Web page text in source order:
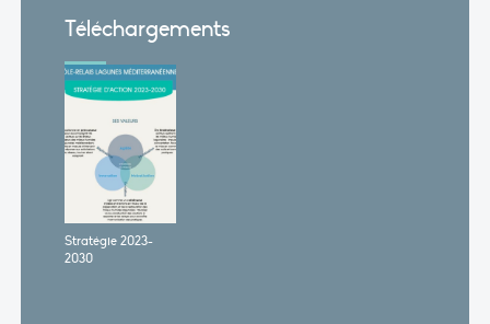
Téléchargements
Stratégie 2023-
2030